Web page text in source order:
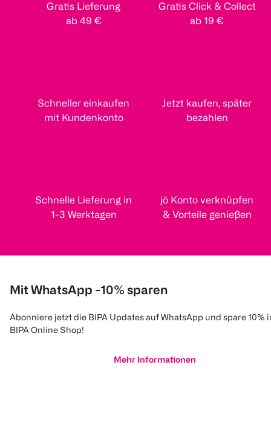
Gratis Lieferung
ab 49 €
Gratis Click & Collect
ab 19 €
Schneller einkaufen
mit Kundenkonto
Jetzt kaufen, später
bezahlen
Schnelle Lieferung in
1-3 Werktagen
jö Konto verknüpfen
& Vorteile genießen
Mit WhatsApp -10% sparen
Abonniere jetzt die BIPA Updates auf WhatsApp und spare 10%
BIPA Online Shop!
Mehr Informationen